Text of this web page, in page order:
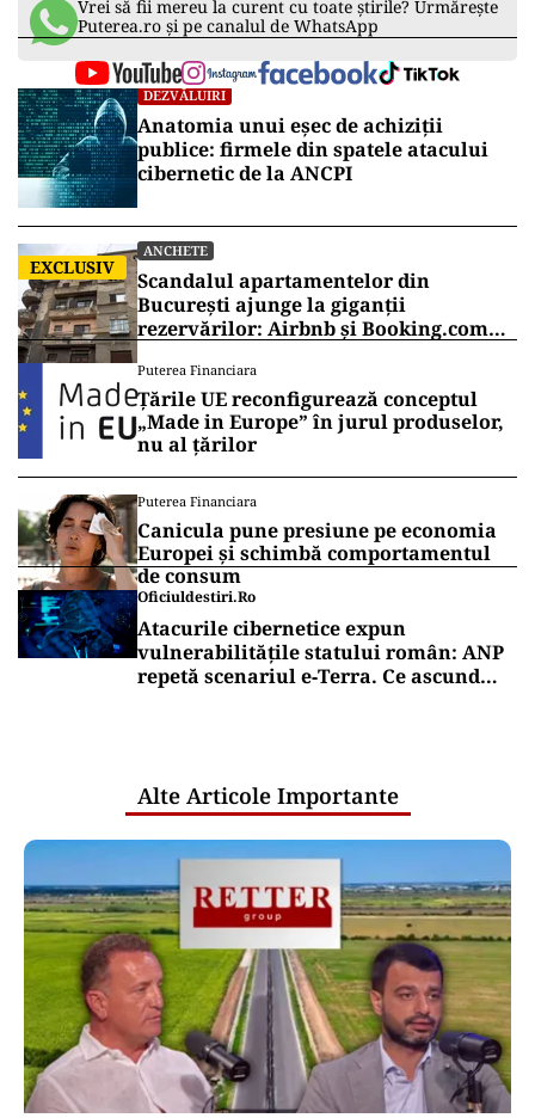
Vrei să fii mereu la curent cu toate știrile? Urmărește
Puterea.ro și pe canalul de WhatsApp
DEZVĂLUIRI
Anatomia unui eșec de achiziții
publice: firmele din spatele atacului
cibernetic de la ANCPI
EXCLUSIV
ANCHETE
Scandalul apartamentelor din
București ajunge la giganții
rezervărilor: Airbnb și Booking.com
Puterea Financiara
Țările UE reconfigurează conceptul
„Made in Europe” în jurul produselor,
nu al țărilor
Puterea Financiara
Canicula pune presiune pe economia
Europei și schimbă comportamentul
de consum
Oficiuldestiri.ro
Atacurile cibernetice expun
vulnerabilitățile statului român: ANP
repetă scenariul e‑Terra. Ce ascund
Alte Articole Importante